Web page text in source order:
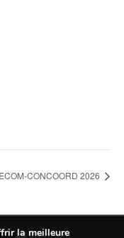
CONCOORD 2026
la meilleure